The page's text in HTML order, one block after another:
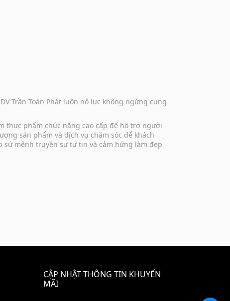
Trần Toàn Phát luôn nỗ lực không ngừng cung
thực phẩm chức năng cao cấp để hỗ trợ người
sản phẩm và dịch vụ chăm sóc để khách
mệnh truyền sự tự tin và cảm hứng làm đẹp
CẬP NHẬT THÔNG TIN KHUYẾN
MÃI